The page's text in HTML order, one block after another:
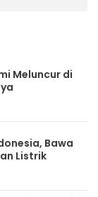
Meluncur di
Bawa
Listrik